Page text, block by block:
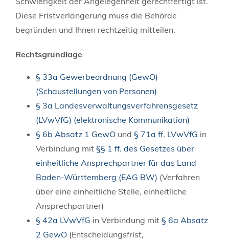
Diese Fristverlängerung muss die Behörde
begründen und Ihnen rechtzeitig mitteilen.
Rechtsgrundlage
§ 33a Gewerbeordnung (GewO)
(Schaustellungen von Personen)
§ 3a Landesverwaltungsverfahrensgesetz
(LVwVfG) (elektronische Kommunikation)
§ 6b Absatz 1 GewO und § 71a ff. LVwVfG in
Verbindung mit §§ 1 ff. des Gesetzes über
einheitliche Ansprechpartner für das Land
Baden-Württemberg (EAG BW) (Verfahren
über eine einheitliche Stelle, einheitliche
Ansprechpartner)
§ 42a LVwVfG in Verbindung mit § 6a Absatz
2 GewO (Entscheidungsfrist,